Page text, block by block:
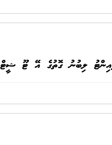
ލިބުނު ގޮތުގެ އޭ ޓޫ ޝީޓް